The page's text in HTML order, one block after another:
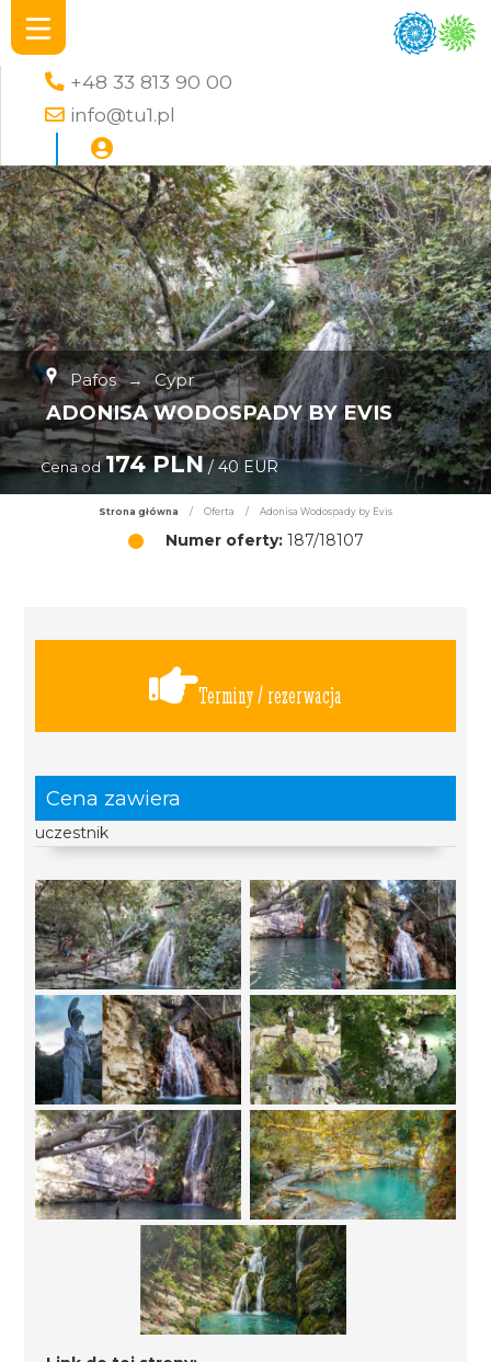
+48 33 813 90 00
info@tu1.pl
Pafos → Cypr
ADONISA WODOSPADY BY EVIS
Cena od 174 PLN/ 40 EUR
Strona główna / Oferta / Adonisa Wodospady by Evis
Numer oferty:187/18107
Terminy / rezerwacja
Cena zawiera
uczestnik